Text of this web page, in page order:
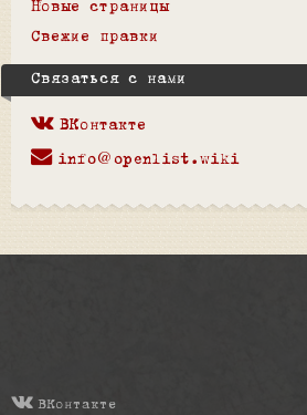
Новые страницы
Свежие правки
Связаться с нами
ВКонтакте
info@openlist.wiki
ВКонтакте